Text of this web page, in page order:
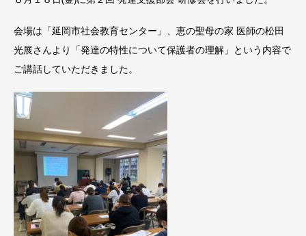
会場は「延岡市社会教育センター」、恵の聖母の家 医師の松田
光展さんより「発達の特性について保護者の理解」という内容で
ご講話していただきました。